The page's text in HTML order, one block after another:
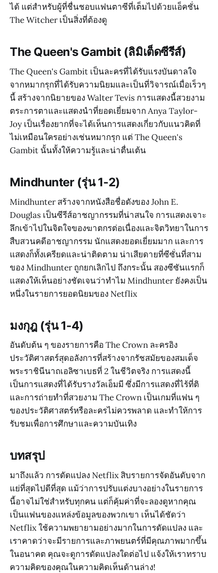
ได้ แต่สำหรับผู้ที่ชื่นชอบแฟนตาซีที่เต็มไปด้วยแอ็คชั่น
The Witcher เป็นสิ่งที่ต้องดู
The Queen's Gambit (ลิมิเต็ดซีรีส์)
The Queen's Gambit เป็นละครที่ได้รับแรงบันดาลใจ
จากหมากรุกที่ได้รับความนิยมและเป็นที่วิจารณ์เมื่อเร็วๆ
นี้ สร้างจากนิยายของ Walter Tevis การแสดงนี้สวยงาม
ตระการตาและแสดงนำที่ยอดเยี่ยมจาก Anya Taylor-
Joy เป็นเรื่องยากที่จะได้เห็นการแสดงเกี่ยวกับแนวคิดที่
ไม่เหมือนใครอย่างเช่นหมากรุก แต่ The Queen's
Gambit นั้นทั้งให้ความรู้และน่าตื่นเต้น
Mindhunter (รุ่น 1-2)
Mindhunter สร้างจากหนังสือชื่อดังของ John E.
Douglas เป็นซีรีส์อาชญากรรมที่น่าสนใจ การแสดงเจาะ
ลึกเข้าไปในจิตใจของฆาตกรต่อเนื่องและจิตวิทยาในการ
สืบสวนคดีอาชญากรรม นักแสดงยอดเยี่ยมมาก และการ
แสดงก็ทั้งเครียดและน่าติดตาม น่าเสียดายที่ซีซั่นที่สาม
ของ Mindhunter ถูกยกเลิกไป ถึงกระนั้น สองซีซันแรกก็
แสดงให้เห็นอย่างชัดเจนว่าทำไม Mindhunter ยังคงเป็น
หนึ่งในรายการยอดนิยมของ Netflix
มงกุฎ (รุ่น 1-4)
อันดับต้น ๆ ของรายการคือ The Crown ละครอิง
ประวัติศาสตร์สุดอลังการที่สร้างจากรัชสมัยของสมเด็จ
พระราชินีนาถเอลิซาเบธที่ 2 ในชีวิตจริง การแสดงนี้
เป็นการแสดงที่ได้รับรางวัลเอ็มมี ซึ่งมีการแสดงที่ไร้ที่ติ
และการถ่ายทำที่สวยงาม The Crown เป็นเกมที่แฟน ๆ
ของประวัติศาสตร์หรือละครไม่ควรพลาด และทำให้การ
รับชมเพื่อการศึกษาและความบันเทิง
บทสรุป
มาถึงแล้ว การดัดแปลง Netflix สิบรายการจัดอันดับจาก
แย่ที่สุดไปดีที่สุด แม้ว่าการปรับแต่งบางอย่างในรายการ
นี้อาจไม่ใช่สำหรับทุกคน แต่ก็คุ้มค่าที่จะลองดูหากคุณ
เป็นแฟนของแหล่งข้อมูลของพวกเขา เห็นได้ชัดว่า
Netflix ใช้ความพยายามอย่างมากในการดัดแปลง และ
เราคาดว่าจะมีรายการและภาพยนตร์ที่มีคุณภาพมากขึ้น
ในอนาคต คุณจะดูการดัดแปลงใดต่อไป แจ้งให้เราทราบ
ความคิดของคุณในความคิดเห็นด้านล่าง!